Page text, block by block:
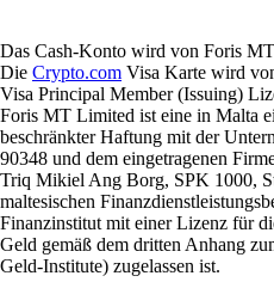
Das Cash-Konto wird von Foris
Die Crypto.com Visa Karte wird
Visa Principal Member (Issuing)
Foris MT Limited ist eine in Malta
beschränkter Haftung mit der
90348 und dem eingetragenen
Triq Mikiel Ang Borg, SPK 1000,
maltesischen
Finanzinstitut mit einer Lizenz für
Geld gemäß dem dritten Anhang
Geld-Institute) zugelassen ist.